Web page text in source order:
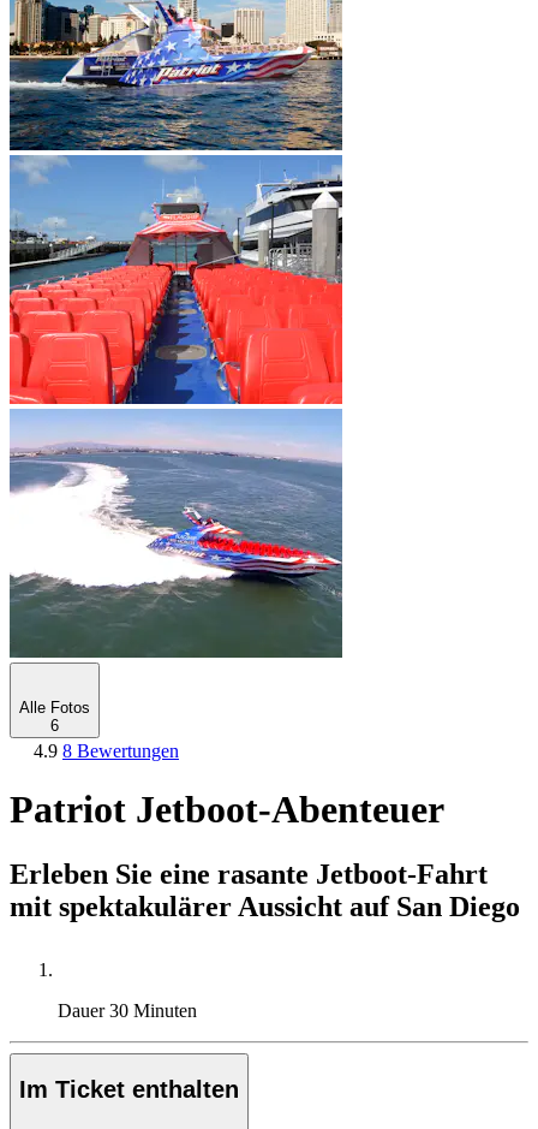
Alle Fotos
6
4.9 8 Bewertungen
Patriot Jetboot-Abenteuer
Erleben Sie eine rasante Jetboot-Fahrt
mit spektakulärer Aussicht auf San Diego
Dauer30 Minuten
Im Ticket enthalten